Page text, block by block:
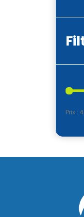
Prix :